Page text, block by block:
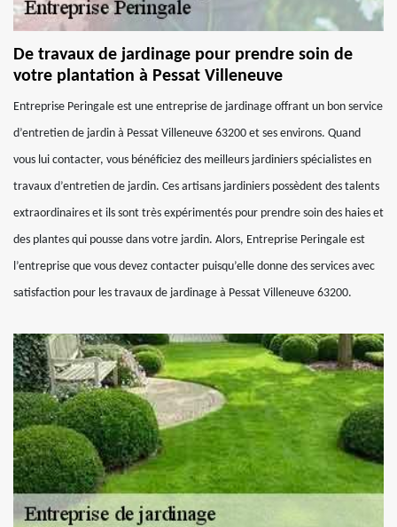
De travaux de jardinage pour prendre soin de
votre plantation à Pessat Villeneuve
Entreprise Peringale est une entreprise de jardinage offrant un bon service
d’entretien de jardin à Pessat Villeneuve 63200 et ses environs. Quand
vous lui contacter, vous bénéficiez des meilleurs jardiniers spécialistes en
travaux d’entretien de jardin. Ces artisans jardiniers possèdent des talents
extraordinaires et ils sont très expérimentés pour prendre soin des haies et
des plantes qui pousse dans votre jardin. Alors, Entreprise Peringale est
l’entreprise que vous devez contacter puisqu’elle donne des services avec
satisfaction pour les travaux de jardinage à Pessat Villeneuve 63200.